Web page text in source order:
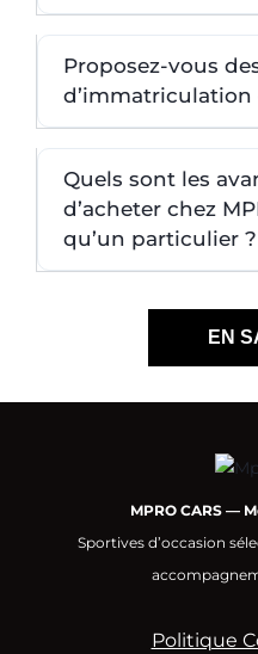
Proposez-vous
d’immatriculation
Quels sont les
d’acheter chez
qu’un particulier ?
EN
MPRO CARS —
Sportives d’occasion
Politique